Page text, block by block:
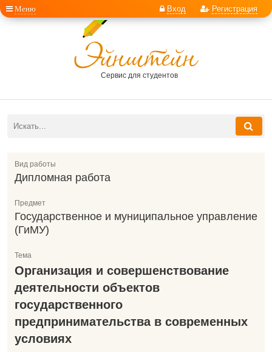
Сервис для студентов
Меню Вход Регистрация
Вид работы
Дипломная работа
Предмет
Государственное и муниципальное управление
(ГиМУ)
Тема
Организация и совершенствование
деятельности объектов
государственного
предпринимательства в современных
условиях